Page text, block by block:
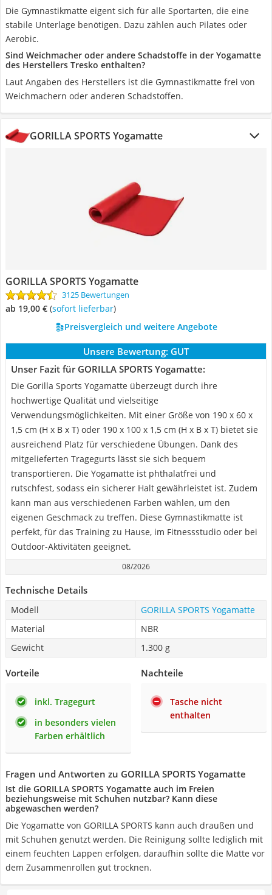
Die Gymnastikmatte eigent sich für alle Sportarten, die eine
stabile Unterlage benötigen. Dazu zählen auch Pilates oder
Aerobic.
Sind Weichmacher oder andere Schadstoffe in der Yogamatte
des Herstellers Tresko enthalten?
Laut Angaben des Herstellers ist die Gymnastikmatte frei von
Weichmachern oder anderen Schadstoffen.
GORILLA SPORTS Yogamatte
GORILLA SPORTS Yogamatte
3125 Bewertungen
ab 19,00 € ( Sofort lieferbar)
Preisvergleich und weitere Angebote
Unsere Bewertung: GUT
Unser Fazit für GORILLA SPORTS Yogamatte:
Die Gorilla Sports Yogamatte überzeugt durch ihre
hochwertige Qualität und vielseitige
Verwendungsmöglichkeiten. Mit einer Größe von 190 x 60 x
1,5 cm (H x B x T) oder 190 x 100 x 1,5 cm (H x B x T) bietet sie
ausreichend Platz für verschiedene Übungen. Dank des
mitgelieferten Tragegurts lässt sie sich bequem
transportieren. Die Yogamatte ist phthalatfrei und
rutschfest, sodass ein sicherer Halt gewährleistet ist. Zudem
kann man aus verschiedenen Farben wählen, um den
eigenen Geschmack zu treffen. Diese Gymnastikmatte ist
perfekt, für das Training zu Hause, im Fitnessstudio oder bei
Outdoor-Aktivitäten geeignet.
08/2026
Technische Details
Modell
GORILLA SPORTS Yogamatte
Material
NBR
Gewicht
1.300 g
Vorteile
inkl. Tragegurt
in besonders vielen
Farben erhältlich
Nachteile
Tasche nicht
enthalten
Fragen und Antworten zu GORILLA SPORTS Yogamatte
Ist die GORILLA SPORTS Yogamatte auch im Freien
beziehungsweise mit Schuhen nutzbar? Kann diese
abgewaschen werden?
Die Yogamatte von GORILLA SPORTS kann auch draußen und
mit Schuhen genutzt werden. Die Reinigung sollte lediglich mit
einem feuchten Lappen erfolgen, daraufhin sollte die Matte vor
dem Zusammenrollen gut trocknen.